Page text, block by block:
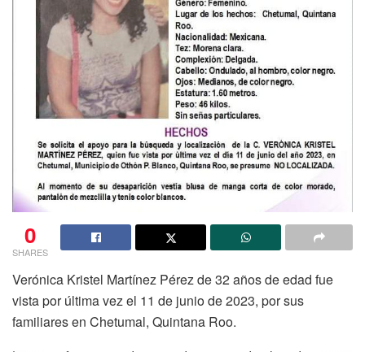
0
SHARES
Verónica Kristel Martínez Pérez de 32 años de edad fue
vista por última vez el 11 de junio de 2023, por sus
familiares en Chetumal, Quintana Roo.